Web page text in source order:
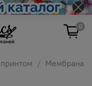
0
Мембрана